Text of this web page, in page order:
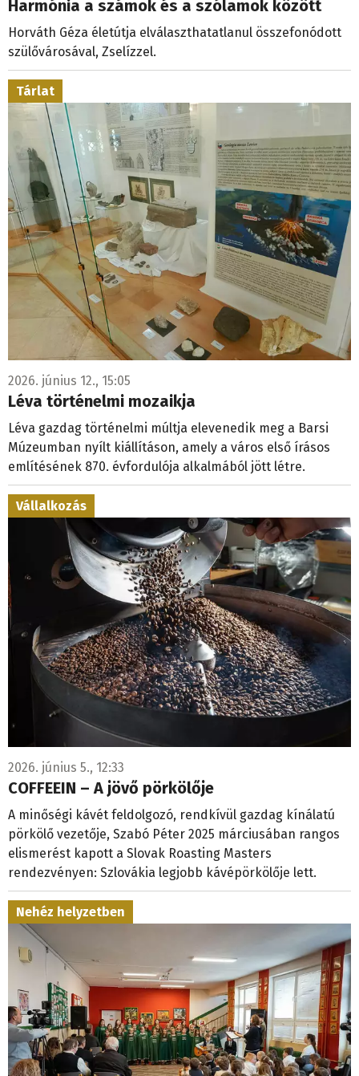
Harmónia a számok és a szólamok között
Horváth Géza életútja elválaszthatatlanul összefonódott
szülővárosával, Zselízzel.
Tárlat
2026. június 12., 15:05
Léva történelmi mozaikja
Léva gazdag történelmi múltja elevenedik meg a Barsi
Múzeumban nyílt kiállításon, amely a város első írásos
említésének 870. évfordulója alkalmából jött létre.
Vállalkozás
2026. június 5., 12:33
COFFEEIN – A jövő pörkölője
A minőségi kávét feldolgozó, rendkívül gazdag kínálatú
pörkölő vezetője, Szabó Péter 2025 márciusában rangos
elismerést kapott a Slovak Roasting Masters
rendezvényen: Szlovákia legjobb kávépörkölője lett.
Nehéz helyzetben